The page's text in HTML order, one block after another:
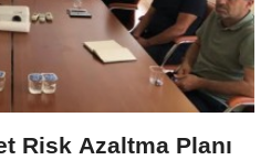
Risk Azaltma Planı